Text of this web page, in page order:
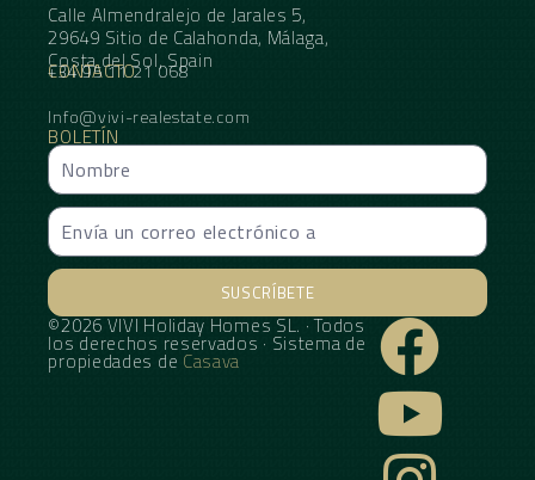
Calle Almendralejo de Jarales 5,
29649 Sitio de Calahonda, Málaga,
Costa del Sol, Spain
CONTACTO
+34 95 11 21 068
Info@vivi-realestate.com
BOLETÍN
SUSCRÍBETE
Alternative:
©2026 VIVI Holiday Homes SL. · Todos
los derechos reservados · Sistema de
propiedades de Casava